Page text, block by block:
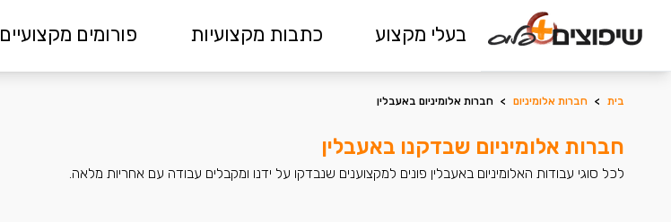
בעלי מקצוע כתבות מקצועיות פורומים מקצועיים
בית > חברות אלומיניום > חברות אלומיניום באעבלין
חברות אלומיניום שבדקנו באעבלין
לכל סוגי עבודות האלומיניום באעבלין פונים למקצוענים שנבדקו על ידנו ומקבלים עבודה עם אחריות מלאה.